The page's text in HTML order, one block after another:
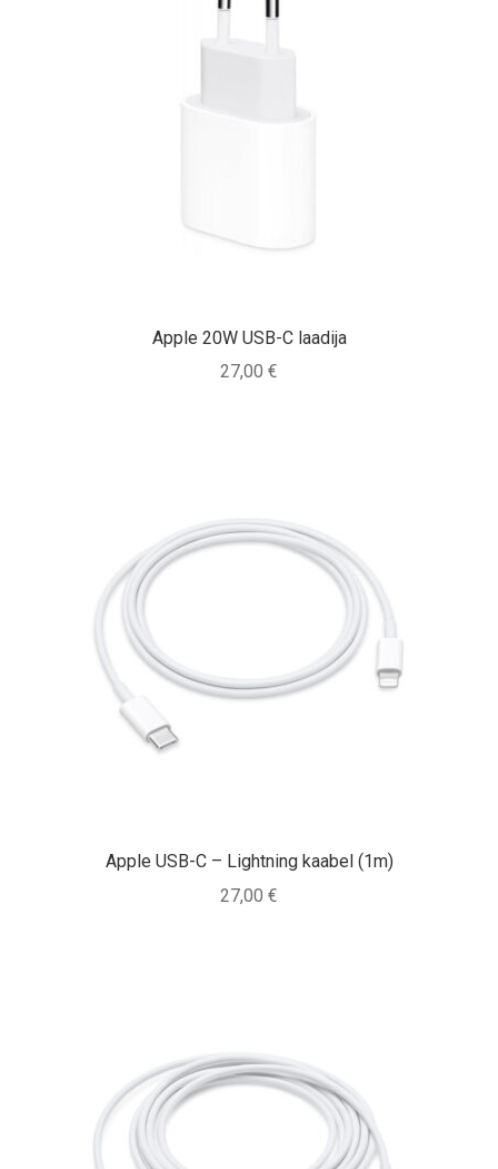
Apple 20W USB-C laadija
27,00 €
Apple USB-C – Lightning kaabel (1m)
27,00 €